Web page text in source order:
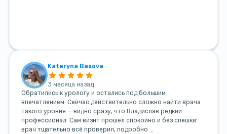
Kateryna Basova
3 месяца назад
Обратились к урологу и остались под большим
впечатлением. Сейчас действительно сложно найти врача
такого уровня — видно сразу, что Владислав редкий
профессионал. Сам визит прошел спокойно и без спешки:
врач тщательно всё проверил, подробно …